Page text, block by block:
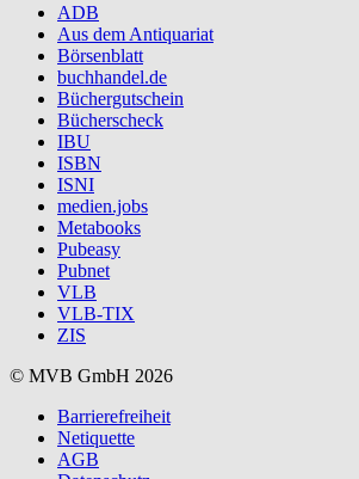
ADB
Aus dem Antiquariat
Börsenblatt
buchhandel.de
Büchergutschein
Bücherscheck
IBU
ISBN
ISNI
medien.jobs
Metabooks
Pubeasy
Pubnet
VLB
VLB-TIX
ZIS
© MVB GmbH 2026
Barrierefreiheit
Netiquette
AGB